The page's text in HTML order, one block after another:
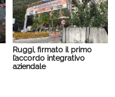
Ruggi, firmato il primo
l’accordo integrativo
aziendale